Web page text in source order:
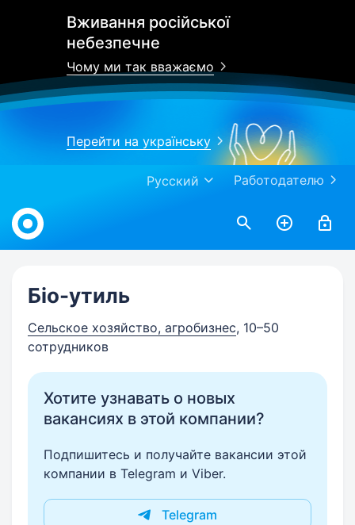
Вживання російської
небезпечне
Чому ми так вважаємо
Перейти на українську
Работодателю
Русский
Work.ua
Біо-утиль
Сельское хозяйство, агробизнес, 10–50
сотрудников
Хотите узнавать о новых
вакансиях в этой компании?
Подпишитесь и получайте вакансии этой
компании в Telegram и Viber.
Telegram